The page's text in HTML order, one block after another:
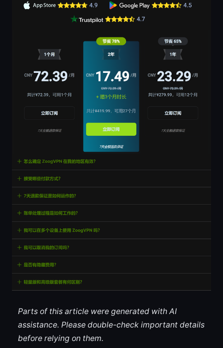
Parts of this article were generated with AI
assistance. Please double-check important details
before relying on them.